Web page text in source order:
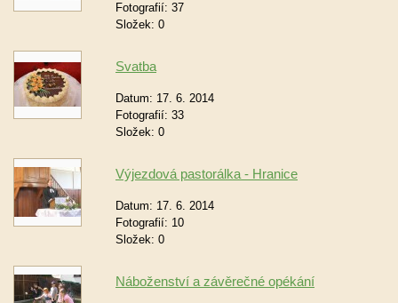
Fotografií: 37
Složek: 0
Svatba
Datum: 17. 6. 2014
Fotografií: 33
Složek: 0
Výjezdová pastorálka - Hranice
Datum: 17. 6. 2014
Fotografií: 10
Složek: 0
Náboženství a závěrečné opékání